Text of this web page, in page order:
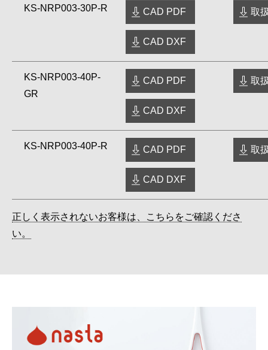
KS-NRP003-30P-R CAD PDF
CAD DXF
取
KS-NRP003-40P-
GR
CAD PDF
CAD DXF
取
KS-NRP003-40P-R CAD PDF
CAD DXF
取
正しく表示されないお客様は、こちらをご確認くださ
い。